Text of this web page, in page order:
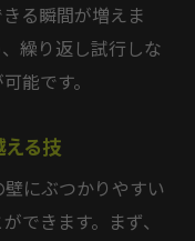
る瞬間が増えま
繰り返し試行しな
能です。
る技
にぶつかりやすい
できます。まず、